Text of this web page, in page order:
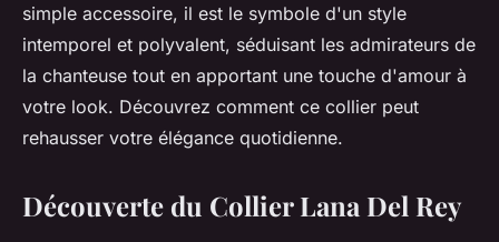
simple accessoire, il est le symbole d'un style
intemporel et polyvalent, séduisant les admirateurs de
la chanteuse tout en apportant une touche d'amour à
votre look. Découvrez comment ce collier peut
rehausser votre élégance quotidienne.
Découverte du Collier Lana Del Rey